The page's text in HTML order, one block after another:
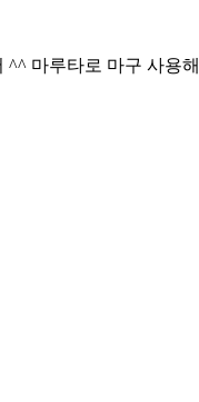
마루타로 마구 사용